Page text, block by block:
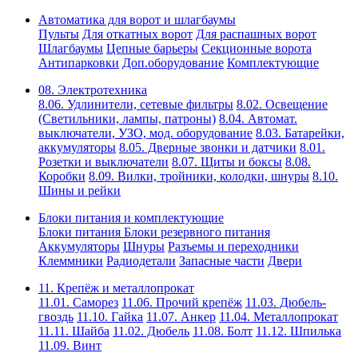
Автоматика для ворот и шлагбаумы
Пульты Для откатных ворот Для распашных ворот
Шлагбаумы Цепные барьеры Секционные ворота
Антипарковки Доп.оборудование Комплектующие
08. Электротехника
8.06. Удлинители, сетевые фильтры 8.02. Освещение
(Светильники, лампы, патроны) 8.04. Автомат.
выключатели, УЗО, мод. оборудование 8.03. Батарейки,
аккумуляторы 8.05. Дверные звонки и датчики 8.01.
Розетки и выключатели 8.07. Щиты и боксы 8.08.
Коробки 8.09. Вилки, тройники, колодки, шнуры 8.10.
Шины и рейки
Блоки питания и комплектующие
Блоки питания Блоки резервного питания
Аккумуляторы Шнуры Разъемы и переходники
Клеммники Радиодетали Запасные части Двери
11. Крепёж и металлопрокат
11.01. Саморез 11.06. Прочий крепёж 11.03. Дюбель-
гвоздь 11.10. Гайка 11.07. Анкер 11.04. Металлопрокат
11.11. Шайба 11.02. Дюбель 11.08. Болт 11.12. Шпилька
11.09. Винт